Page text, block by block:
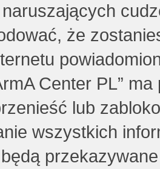
że
Center PL”
lub
wszystkich